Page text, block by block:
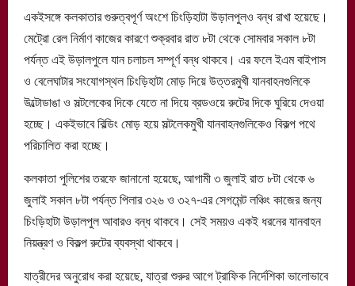
একইসঙ্গে কলকাতার গুরুত্বপূর্ণ অংশে চিংড়িহাটা উড়ালপুলও বন্ধ রাখা হয়েছে।
মেট্রো রেল নির্মাণ কাজের কারণে শুক্রবার রাত ৮টা থেকে সোমবার সকাল ৮টা
পর্যন্ত এই উড়ালপুলে যান চলাচল সম্পূর্ণ বন্ধ থাকবে। এর ফলে ইএম বাইপাস
ও বেলেঘাটার সংযোগস্থল চিংড়িহাটা মোড় দিয়ে উত্তরমুখী যানবাহনগুলিকে
উল্টোডাঙা ও সল্টলেকের দিকে যেতে না দিয়ে ব্রডওয়ে রুটের দিকে ঘুরিয়ে দেওয়া
হচ্ছে। একইভাবে বিল্ডিং মোড় হয়ে সল্টলেকমুখী যানবাহনগুলিকেও বিকল্প পথে
পরিচালিত করা হচ্ছে।
কলকাতা পুলিশের তরফে জানানো হয়েছে, আগামী ৩ জুলাই রাত ৮টা থেকে ৬
জুলাই সকাল ৮টা পর্যন্ত পিলার ৩২৬ ও ৩২৭-এর সেগমেন্ট লঞ্চিং কাজের জন্য
চিংড়িহাটা উড়ালপুল আবারও বন্ধ থাকবে। সেই সময়ও একই ধরনের যানবাহন
নিয়ন্ত্রণ ও বিকল্প রুটের ব্যবস্থা থাকবে।
যাত্রীদের অনুরোধ করা হয়েছে, যাত্রা শুরুর আগে ট্রাফিক নির্দেশিকা ভালোভাবে